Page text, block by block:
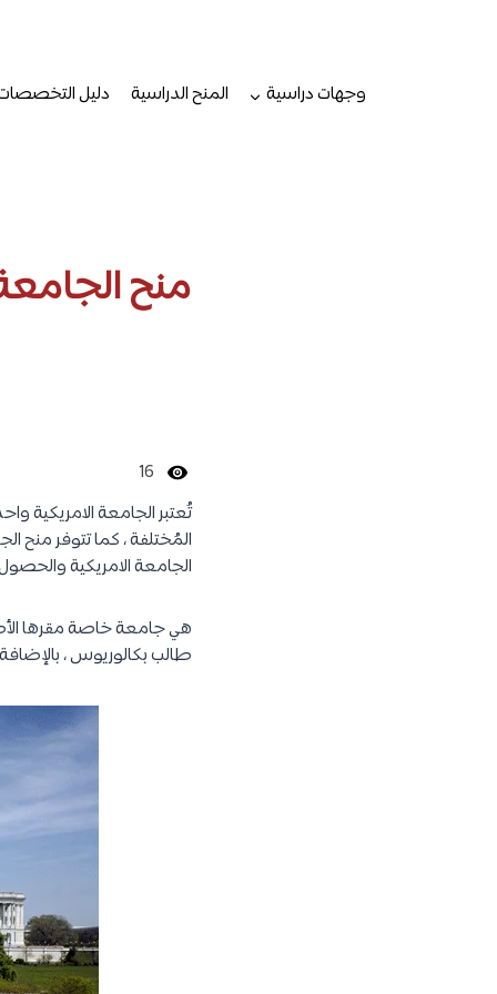
وجهات دراسية
المنح الدراسية دليل
منح
16
تُعتبر الجامعة الامريكية
المُختلفة ، كما تتوفر منح
الجامعة الامريكية
طالب بكالوريوس ، بالإضافة الى 4,000 طالب